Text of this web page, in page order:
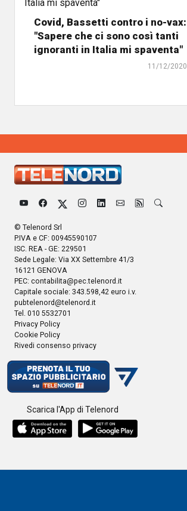
Covid, Bassetti contro i no-vax:
"Sapere che ci sono così tanti
ignoranti in Italia mi spaventa"
11/12/2020
© Telenord Srl
P.IVA e CF: 00945590107
ISC. REA - GE: 229501
Sede Legale: Via XX Settembre 41/3
16121 GENOVA
PEC: contabilita@pec.telenord.it
Capitale sociale: 343.598,42 euro i.v.
pubtelenord@telenord.it
Tel. 010 5532701
Privacy Policy
Cookie Policy
Rivedi consenso privacy
Scarica l'App di Telenord